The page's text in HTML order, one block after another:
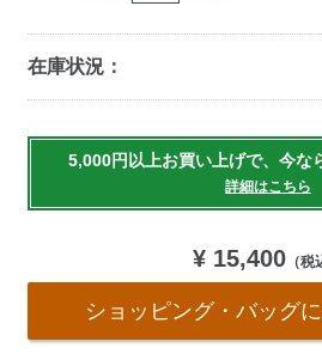
在庫状況：
to
5,000円以上お買い上げで、今な
詳細はこちら
¥ 15,400 （税
ショッピング・バッグ